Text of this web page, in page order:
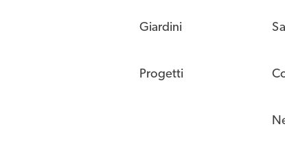
Giardini
Progetti